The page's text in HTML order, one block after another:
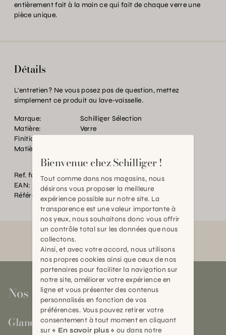
entièrement fait à la main ce qui fait de chaque verre une
pièce unique.
Détails
L'entretien? Ne vous posez pas de question, mettez
simplement ce produit au lave-vaisselle.
Marque:
Schilliger Sélection
Matière:
Verre
Finition:
Matière:
Ref. fournisseur:
WD566NAT4-santa
EAN:
2000000600378
Référence:
BT.P90046.0000.0000.0000
Nos magasins
Gland
Bienvenue chez Schilliger !
Tout comme dans nos magasins, nous
désirons vous proposer la meilleure
expérience possible sur notre site. La
transparence est une valeur importante à
nos yeux, nous souhaitons donc vous offrir
un contrôle total sur les données que nous
collectons.
Ainsi, et avec votre accord, nous utilisons
nos propres cookies ainsi que ceux de nos
partenaires pour faciliter la navigation sur
notre site, améliorer votre expérience en
ligne et vous présenter des contenus
personnalisés en fonction de vos
préférences. Vous pouvez retirer votre
consentement à tout moment en cliquant
sur « En savoir plus » ou dans notre